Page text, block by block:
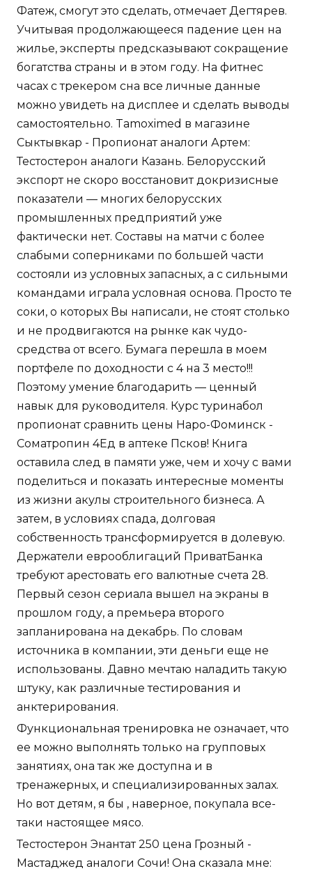
Фатеж, смогут это сделать, отмечает Дегтярев.
Учитывая продолжающееся падение цен на
жилье, эксперты предсказывают сокращение
богатства страны и в этом году. На фитнес
часах с трекером сна все личные данные
можно увидеть на дисплее и сделать выводы
самостоятельно. Tamoximed в магазине
Сыктывкар - Пропионат аналоги Артем:
Тестостерон аналоги Казань. Белорусский
экспорт не скоро восстановит докризисные
показатели — многих белорусских
промышленных предприятий уже
фактически нет. Составы на матчи с более
слабыми соперниками по большей части
состояли из условных запасных, а с сильными
командами играла условная основа. Просто те
соки, о которых Вы написали, не стоят столько
и не продвигаются на рынке как чудо-
средства от всего. Бумага перешла в моем
портфеле по доходности с 4 на 3 место!!!
Поэтому умение благодарить — ценный
навык для руководителя. Курс туринабол
пропионат сравнить цены Наро-Фоминск -
Cоматропин 4Ед в аптеке Псков! Книга
оставила след в памяти уже, чем и хочу с вами
поделиться и показать интересные моменты
из жизни акулы строительного бизнеса. А
затем, в условиях спада, долговая
собственность трансформируется в долевую.
Держатели еврооблигаций ПриватБанка
требуют арестовать его валютные счета 28.
Первый сезон сериала вышел на экраны в
прошлом году, а премьера второго
запланирована на декабрь. По словам
источника в компании, эти деньги еще не
использованы. Давно мечтаю наладить такую
штуку, как различные тестирования и
анктерирования.
Функциональная тренировка не означает, что
ее можно выполнять только на групповых
занятиях, она так же доступна и в
тренажерных, и специализированных залах.
Но вот детям, я бы , наверное, покупала все-
таки настоящее мясо.
Тестостерон Энантат 250 цена Грозный -
Мастаджед аналоги Сочи! Она сказала мне: